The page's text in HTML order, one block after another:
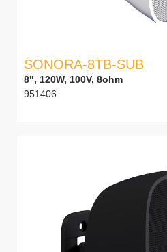
SONORA-8TB-SUB
8", 120W, 100V, 8ohm
951406